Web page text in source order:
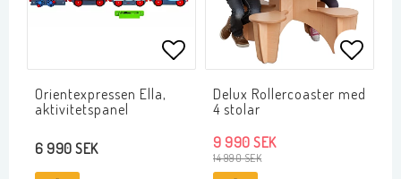
Lägg till i favoritlistan
Orientexpressen Ella,
aktivitetspanel
6 990 SEK
Lägg
Delux Rollercoaster med
4 stolar
14 990 SEK
9 990 SEK